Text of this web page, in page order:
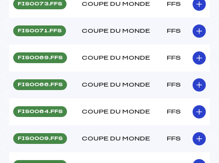
FIS0073.FFS COUPE DU MONDE FFS
FIS0071.FFS COUPE DU MONDE FFS
FIS0069.FFS COUPE DU MONDE FFS
FIS0066.FFS COUPE DU MONDE FFS
FIS0064.FFS COUPE DU MONDE FFS
FIS0009.FFS COUPE DU MONDE FFS